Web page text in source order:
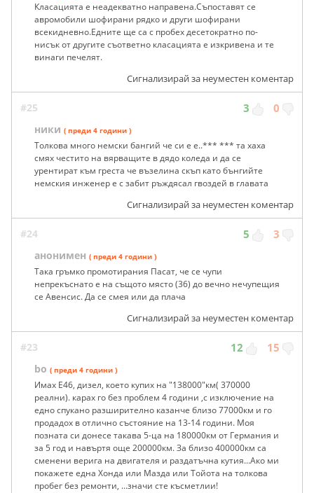
Класацията е неадекватно направена.Съпоставят се
авромобили шофирани рядко и други шофирани
всекидневно.Едните ще са с пробех десетократно по-
нисък от другите съответно класацията е изкривена и те
винаги печелят.
Сигнализирай за неуместен коментар
#25 3 0
ники ( преди 4 години )
Толкова много немски бангий че си е е..*** *** та хаха
смях честито на вярващите в дядо коледа и да се
урентират към греста че възелина скъп като бънгийте
немския инженер е с забит ръждясал гвоздей в главата
Сигнализирай за неуместен коментар
#24 5 3
анонимен ( преди 4 години )
Така гръмко промотирания Пасат, че се чупи
непрекъснато е на същото място (36) до вечно нечупещия
се Авенсис. Да се смея или да плача
Сигнализирай за неуместен коментар
#23 12 15
bo ( преди 4 години )
Имах Е46, дизел, което купих на "138000"км( 370000
реални). карах го без проблем 4 години ,с изключение на
едно спукано разширително казанче близо 77000км и го
продадох в отлично състояние на 13-14 години. Моя
позната си донесе такава 5-ца на 180000км от Германия и
за 5 год и навъртя още 200000км. За близо 400000км са
сменени верига на двигателя и раздатъчна кутия...Ако ми
покажете една Хонда или Мазда или Тойота на толкова
пробег без ремонти, ...значи сте късметлии!